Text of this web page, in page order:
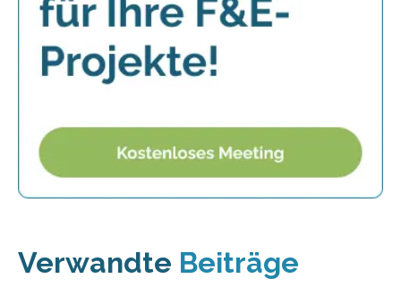
Verwandte Beiträge